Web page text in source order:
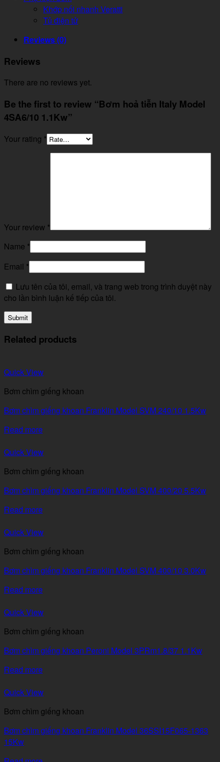
Khớp nối nhanh Veratti
Tủ điện tử
Reviews (0)
Reviews
There are no reviews yet.
Be the first to review “Bơm hoả tiễn Italy Model
4SA6/10 1.1Kw”
Your rating *
Your review *
Name *
Email *
Lưu tên của tôi, email, và trang web trong trình duyệt này
cho lần bình luận kế tiếp của tôi.
Related products
Quick View
Bơm chìm giếng khoan
Bơm chìm giếng khoan Franklin Model SVM 240/10 1.5Kw
Read more
Quick View
Bơm chìm giếng khoan
Bơm chìm giếng khoan Franklin Model SVM 400/20 5.5Kw
Read more
Quick View
Bơm chìm giếng khoan
Bơm chìm giếng khoan Franklin Model SVM 400/10 3.0Kw
Read more
Quick View
Bơm chìm giếng khoan
Bơm chìm giếng khoan Peroni Model 3PRm1.8/37 1.1Kw
Read more
Quick View
Bơm chìm giếng khoan
Bơm chìm giếng khoan Franklin Model 36SSI15F065-1363
15Kw